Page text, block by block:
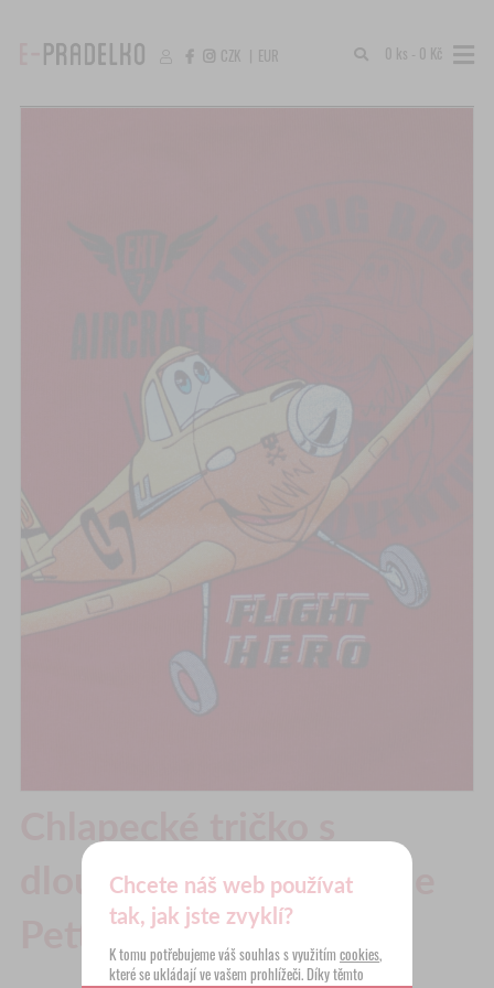
CZK | EUR 0 ks - 0 Kč
dlouhým rukávem Plane
Pettino
Chcete náš web používat
tak, jak jste zvyklí?
K tomu potřebujeme váš souhlas s využitím cookies,
které se ukládají ve vašem prohlížeči. Díky těmto